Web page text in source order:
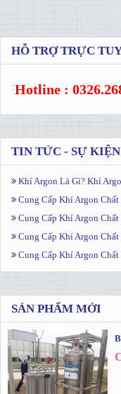
HỖ TRỢ TRỰC
Hotline :
TIN TỨC - SỰ KIỆN
Khí Argon Là Gì? Khí
Cung Cấp Khí Argon
Cung Cấp Khí Argon
Cung Cấp Khí Argon
Cung Cấp Khí Argon
SẢN PHẨM MỚI